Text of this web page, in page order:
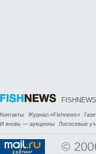
Контакты Журнал «Fishnews»
И вновь — аукционы
Лососевые
©